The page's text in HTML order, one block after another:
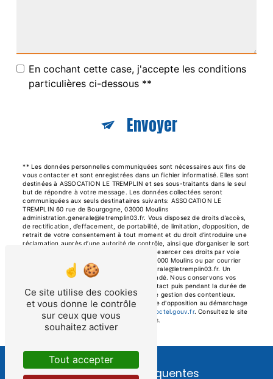
En cochant cette case, j'accepte les conditions
particulières ci-dessous **
Envoyer
** Les données personnelles communiquées sont nécessaires aux fins de
vous contacter et sont enregistrées dans un fichier informatisé. Elles sont
destinées à ASSOCATION LE TREMPLIN et ses sous-traitants dans le seul
but de répondre à votre message. Les données collectées seront
communiquées aux seuls destinataires suivants: ASSOCATION LE
TREMPLIN 60 rue de Bourgogne, 03000 Moulins
administration.generale@letremplin03.fr. Vous disposez de droits d’accès,
de rectification, d’effacement, de portabilité, de limitation, d’opposition, de
retrait de votre consentement à tout moment et du droit d’introduire une
réclamation auprès d’une autorité de contrôle, ainsi que d’organiser le sort
de vos données post-mortem. Vous pouvez exercer ces droits par voie
postale à l'adresse 60 rue de Bourgogne, 03000 Moulins ou par courrier
électronique à l'adresse administration.generale@letremplin03.fr. Un
justificatif d'identité pourra vous être demandé. Nous conservons vos
données pendant la période de prise de contact puis pendant la durée de
prescription légale aux fins probatoires et de gestion des contentieux.
Vous avez le droit de vous inscrire sur la liste d'opposition au démarchage
Bloctel.gouv.fr. Consultez le site
cnil.fr pour plus d’informations sur vos droits.
Recherches fréquentes
Ce site utilise des cookies
et vous donne le contrôle
sur ceux que vous
souhaitez activer
Tout accepter